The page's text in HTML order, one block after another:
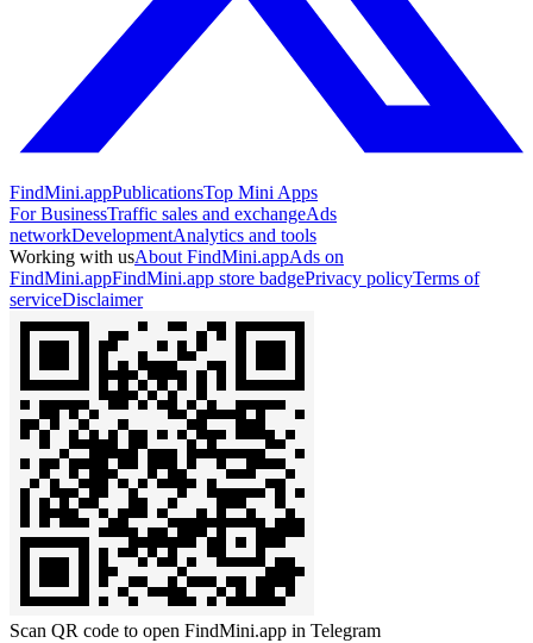
FindMini.appPublicationsTop Mini Apps
For BusinessTraffic sales and exchangeAds
networkDevelopmentAnalytics and tools
Working with usAbout FindMini.appAds on
FindMini.appFindMini.app store badgePrivacy policyTerms of
serviceDisclaimer
Scan QR code to open FindMini.app in Telegram